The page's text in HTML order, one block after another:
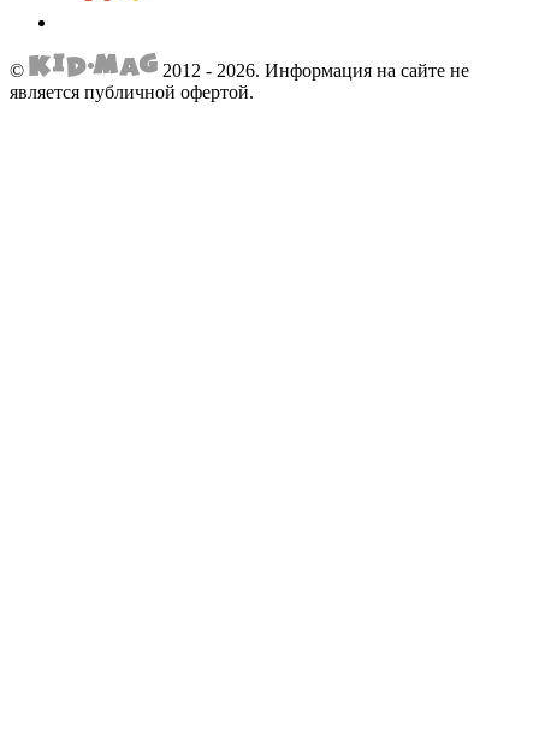
© 2012 - 2026. Информация на сайте не
является публичной офертой.